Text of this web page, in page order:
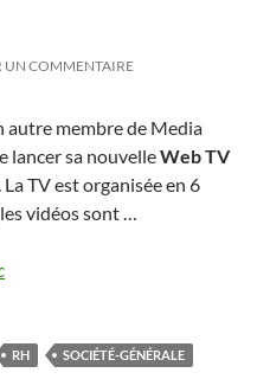
UN COMMENTAIRE
autre membre de Media
lancer sa nouvelleWeb TV
TV est organisée en 6
vidéos sont …
RH
SOCIÉTÉ-GÉNÉRALE